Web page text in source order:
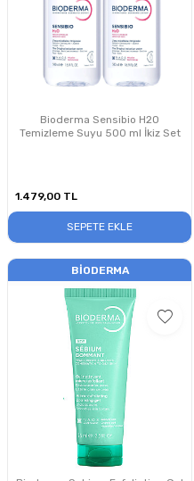
Bioderma Sensibio H2O
Temizleme Suyu 500 ml İkiz Set
1.479,00 TL
SEPETE EKLE
BIODERMA